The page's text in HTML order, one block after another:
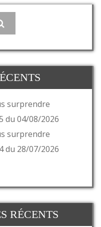
surprendre
du 04/08/2026
surprendre
du 28/07/2026
RÉCENTS